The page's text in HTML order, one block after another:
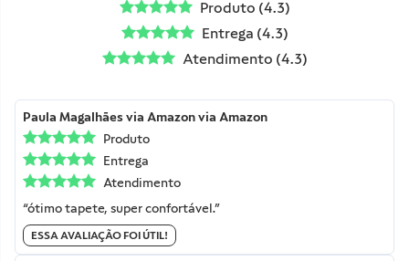
Produto (4.3)
Entrega (4.3)
Atendimento (4.3)
Paula Magalhãesvia Amazonvia Amazon
Produto
Entrega
Atendimento
“ótimo tapete, super confortável.”
ESSA AVALIAÇÃO FOI ÚTIL!